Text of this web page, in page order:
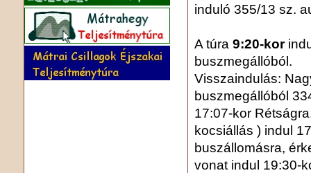
induló 355/13 sz.
A túra 9:20-kor
buszmegállóból.
Visszaindulás:
buszmegállóból
17:07-kor
kocsiállás ) indul
buszállomásra,
vonat indul 19:30-